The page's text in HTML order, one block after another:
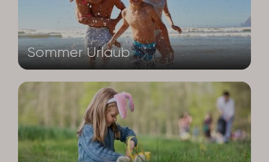
Sommer Urlaub